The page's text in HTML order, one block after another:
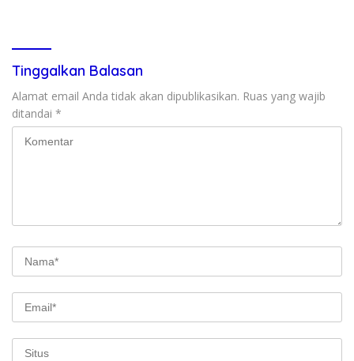
Tinggalkan Balasan
Alamat email Anda tidak akan dipublikasikan. Ruas yang wajib
ditandai *